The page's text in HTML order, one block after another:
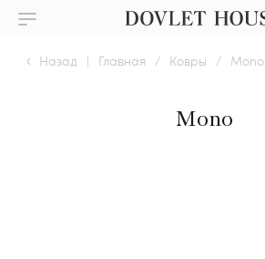
Назад | Главная / Ковры / Mono
Mono